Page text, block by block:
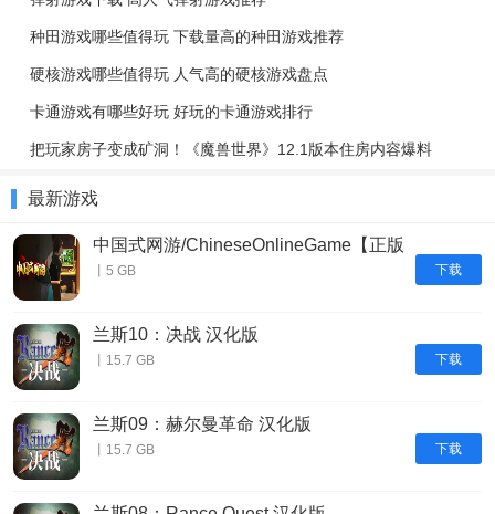
种田游戏哪些值得玩 下载量高的种田游戏推荐
硬核游戏哪些值得玩 人气高的硬核游戏盘点
卡通游戏有哪些好玩 好玩的卡通游戏排行
把玩家房子变成矿洞！《魔兽世界》12.1版本住房内容爆料
最新游戏
下载
中国式网游/ChineseOnlineGame【正版
账号】
丨5 GB
下载
兰斯10：决战 汉化版
丨15.7 GB
下载
兰斯09：赫尔曼革命 汉化版
丨15.7 GB